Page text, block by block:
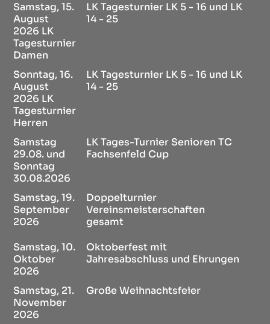
Samstag, 15.
August
2026 LK
Tagesturnier
Damen
LK Tagesturnier LK 5 - 16 und LK
14 - 25
Sonntag, 16.
August
2026 LK
Tagesturnier
Herren
LK Tagesturnier LK 5 - 16 und LK
14 - 25
Samstag
29.08. und
Sonntag
30.08.2026
LK Tages-Turnier Senioren TC
Fachsenfeld Cup
Samstag, 19.
September
2026
Doppelturnier
Vereinsmeisterschaften
gesamt
Samstag, 10.
Oktober
2026
Oktoberfest mit
Jahresabschluss und Ehrungen
Samstag, 21.
November
2026
Große Weihnachtsfeier